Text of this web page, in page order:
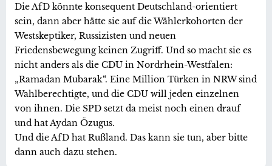
Die AfD könnte konsequent Deutschland-orientiert
sein, dann aber hätte sie auf die Wählerkohorten der
Westskeptiker, Russizisten und neuen
Friedensbewegung keinen Zugriff. Und so macht sie es
nicht anders als die CDU in Nordrhein-Westfalen:
„Ramadan Mubarak“. Eine Million Türken in NRW sind
Wahlberechtigte, und die CDU will jeden einzelnen
von ihnen. Die SPD setzt da meist noch einen drauf
und hat Aydan Özugus.
Und die AfD hat Rußland. Das kann sie tun, aber bitte
dann auch dazu stehen.